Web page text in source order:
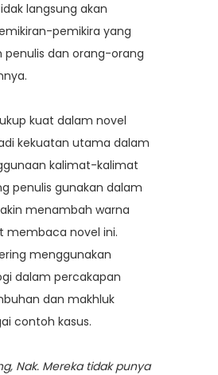
langsung akan
pemikira yang
penulis dan orang-orang
kuat dalam novel
kekuatan utama dalam
kalimat-kalimat
penulis gunakan dalam
menambah warna
membaca novel ini.
menggunakan
dalam percakapan
dan makhluk
contoh kasus.
Nak. Mereka tidak punya